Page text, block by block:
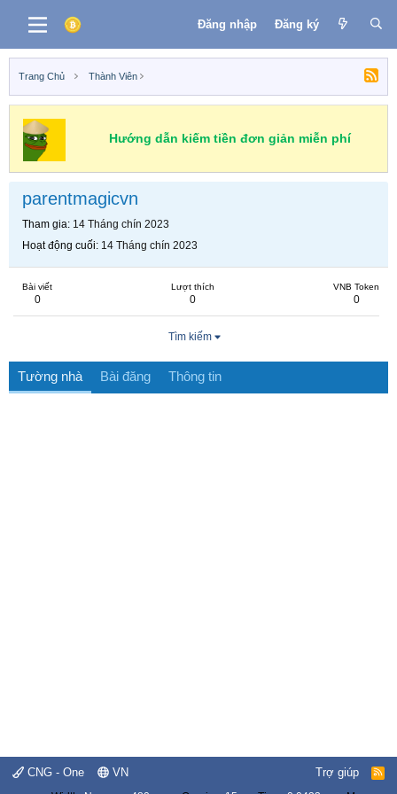
Đăng nhập Đăng ký
Trang Chủ Thành Viên
Hướng dẫn kiếm tiền đơn giản miễn phí
parentmagicvn
Tham gia 14 Tháng chín 2023
Hoạt động cuối 14 Tháng chín 2023
Bài viết
0
Lượt thích
0
VNB Token
0
Tìm kiếm
Tường nhà Bài đăng Thông tin
CNG - One VN Trợ giúp
R